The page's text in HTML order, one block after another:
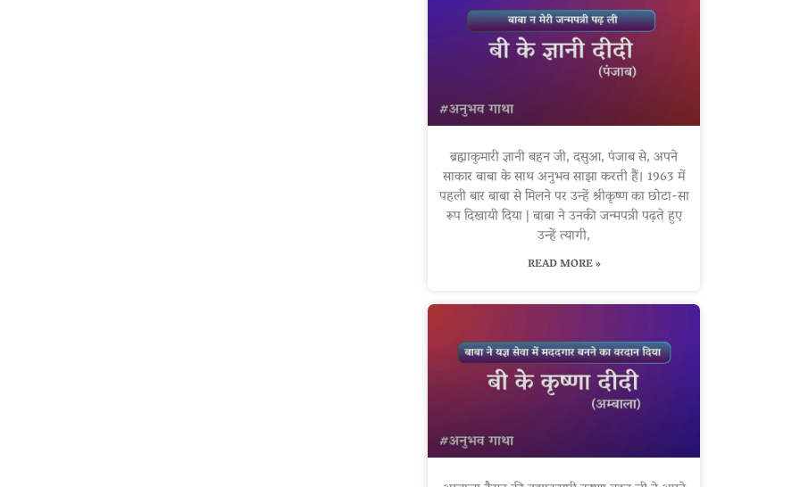
ब्रह्माकुमारी ज्ञानी बहन जी, दसुआ, पंजाब से, अपने
साकार बाबा के साथ अनुभव साझा करती हैं। 1963 में
पहली बार बाबा से मिलने पर उन्हें श्रीकृष्ण का छोटा-सा
रूप दिखायी दिया | बाबा ने उनकी जन्मपत्री पढ़ते हुए
उन्हें त्यागी,
READ MORE »